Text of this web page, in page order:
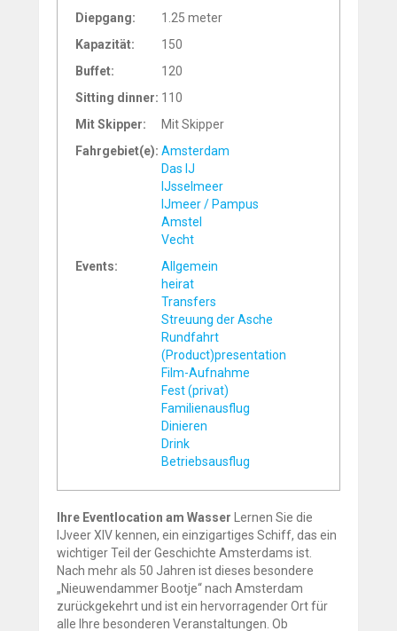
Diepgang:
1.25 meter
Kapazität:
150
Buffet:
120
Sitting dinner: 110
Mit Skipper:
Mit Skipper
Fahrgebiet(e): Amsterdam
Das IJ
IJsselmeer
IJmeer / Pampus
Amstel
Vecht
Events:
Allgemein
heirat
Transfers
Streuung der Asche
Rundfahrt
(Product)presentation
Film-Aufnahme
Fest (privat)
Familienausflug
Dinieren
Drink
Betriebsausflug
Ihre Eventlocation am Wasser Lernen Sie die
IJveer XIV kennen, ein einzigartiges Schiff, das ein
wichtiger Teil der Geschichte Amsterdams ist.
Nach mehr als 50 Jahren ist dieses besondere
„Nieuwendammer Bootje“ nach Amsterdam
zurückgekehrt und ist ein hervorragender Ort für
alle Ihre besonderen Veranstaltungen. Ob